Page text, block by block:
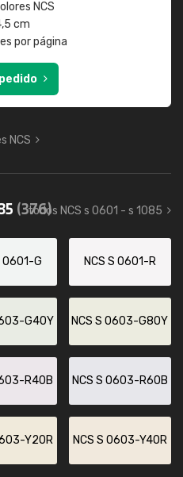
NCS
cm
por página
NCS
(376)
todos NCS s 0601 - s 1085
0601-G NCS S 0601-R
G40Y NCS S 0603-G80Y
R40B NCS S 0603-R60B
Y20R NCS S 0603-Y40R